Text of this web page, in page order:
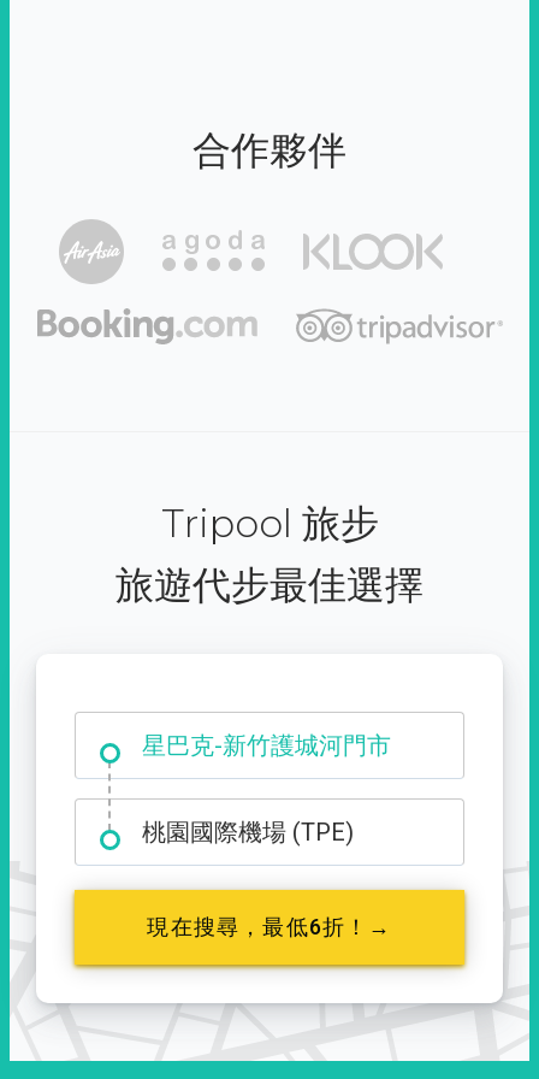
合作夥伴
Tripool 旅步
旅遊代步最佳選擇
星巴克-新竹護城河門市
大霸尖山登山口
桃園國際機場 (TPE)
現在搜尋，最低6折！→